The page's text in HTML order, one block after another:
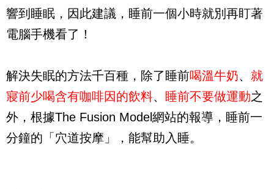
響到睡眠，因此建議，睡前一個小時就別再盯著
電腦手機看了！
解決失眠的方法千百種，除了睡前喝溫牛奶、 就
寢前少喝含有咖啡因的飲料、 睡前不要做運動之
外，根據The Fusion Model網站的報導，睡前一
分鐘的「穴道按摩」，能幫助入睡。